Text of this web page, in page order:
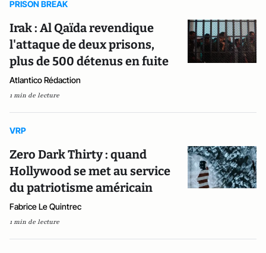
PRISON BREAK
Irak : Al Qaïda revendique
l'attaque de deux prisons,
plus de 500 détenus en fuite
Atlantico Rédaction
1 min de lecture
VRP
Zero Dark Thirty : quand
Hollywood se met au service
du patriotisme américain
Fabrice Le Quintrec
1 min de lecture